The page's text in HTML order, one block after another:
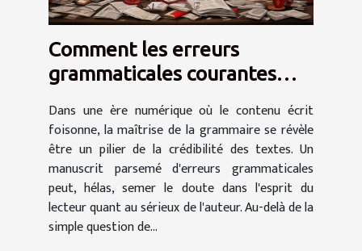
Comment les erreurs
grammaticales courantes
crédibilité d'un texte
Dans une ère numérique où le contenu écrit
foisonne, la maîtrise de la grammaire se révèle
être un pilier de la crédibilité des textes. Un
manuscrit parsemé d'erreurs grammaticales
peut, hélas, semer le doute dans l'esprit du
lecteur quant au sérieux de l'auteur. Au-delà de la
simple question de...